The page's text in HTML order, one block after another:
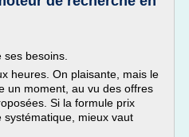
besoins.
heures. On plaisante, mais le
un moment, au vu des offres
Si la formule prix
mieux vaut